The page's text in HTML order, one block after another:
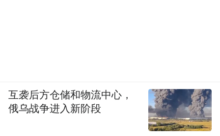
互袭后方仓储和物流中心，
俄乌战争进入新阶段